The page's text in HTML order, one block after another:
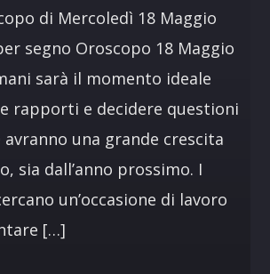
di Mercoledì 18 Maggio
segno Oroscopo 18 Maggio
sarà il momento ideale
rapporti e decidere questioni
una grande crescita
sia dall’anno prossimo. I
un’occasione di lavoro
[…]